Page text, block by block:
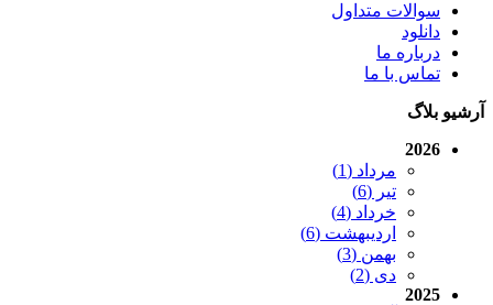
سوالات متداول
دانلود
درباره ما
تماس با ما
آرشیو بلاگ
2026
مرداد (1)
تیر (6)
خرداد (4)
اردیبهشت (6)
بهمن (3)
دی (2)
2025